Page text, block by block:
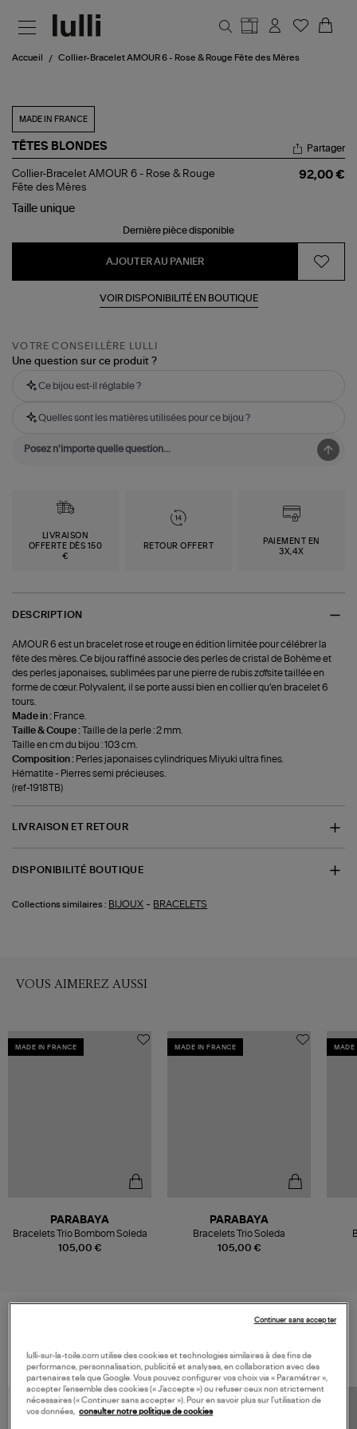
Accueil Collier-Bracelet AMOUR 6 - Rose & Rouge Fête des Mères
MADE IN FRANCE
TÊTES BLONDES
Collier-
Bracelet
6
Partager
Collier-Bracelet AMOUR 6 - Rose & Rouge
Fête des Mères
92,00 €
Taille unique
Dernière pièce disponible
AJOUTER AU PANIER
VOIR DISPONIBILITÉ EN BOUTIQUE
VOTRE CONSEILLÈRE LULLI
Une question sur ce produit ?
Ce bijou est-il réglable ?
Quelles sont les matières utilisées pour ce bijou ?
LIVRAISON
OFFERTE DÈS 150
€
RETOUR OFFERT
PAIEMENT EN
3X,4X
DESCRIPTION
AMOUR 6 est un bracelet rose et rouge en édition limitée pour célébrer la
fête des mères. Ce bijou raffiné associe des perles de cristal de Bohème et
des perles japonaises, sublimées par une pierre de rubis zoïsite taillée en
forme de cœur. Polyvalent, il se porte aussi bien en collier qu’en bracelet 6
tours.
Made in : France.
Taille & Coupe :Taille de la perle : 2 mm.
Taille en cm du bijou : 103 cm.
Composition : Perles japonaises cylindriques Miyuki ultra fines.
Hématite - Pierres semi précieuses.
(ref-1918TB)
LIVRAISON ET RETOUR
DISPONIBILITÉ BOUTIQUE
Collections similaires : BIJOUX - BRACELETS
VOUS AIMEREZ AUSSI
MADE IN FRANCE
105,00 €
PARABAYA
Bracelets Trio Bombom Soleda
MADE IN FRANCE
105,00 €
PARABAYA
Bracelets Trio Soleda
MADE
lulli-sur-la-toile.com utilise des cookies et technologies similaires à des fins de
performance, personnalisation, publicité et analyses, en collaboration avec des
partenaires tels que Google. Vous pouvez configurer vos choix via « Paramétrer »,
accepter l’ensemble des cookies (« J’accepte ») ou refuser ceux non strictement
nécessaires (« Continuer sans accepter »). Pour en savoir plus sur l’utilisation de
vos données, consulter notre politique de cookies
Continuer sans accepter